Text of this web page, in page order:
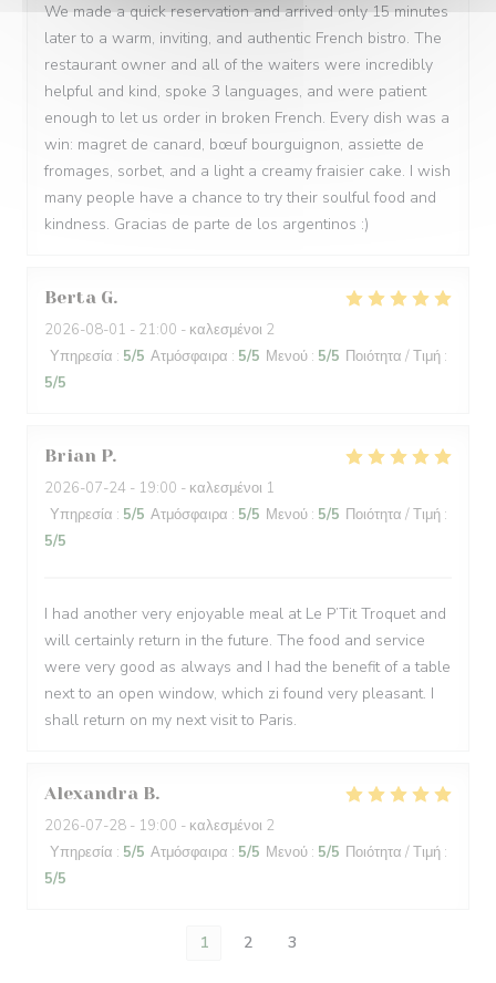
We made a quick reservation and arrived only 15 minutes
later to a warm, inviting, and authentic French bistro. The
restaurant owner and all of the waiters were incredibly
helpful and kind, spoke 3 languages, and were patient
enough to let us order in broken French. Every dish was a
win: magret de canard, bœuf bourguignon, assiette de
fromages, sorbet, and a light a creamy fraisier cake. I wish
many people have a chance to try their soulful food and
kindness. Gracias de parte de los argentinos :)
Berta G
2026-08-01 - 21:00 - καλεσμένοι 2
Υπηρεσία : 5/5 Ατμόσφαιρα : 5/5 Μενού : 5/5 Ποιότητα / Τιμή :
5/5
Brian P
2026-07-24 - 19:00 - καλεσμένοι 1
Υπηρεσία : 5/5 Ατμόσφαιρα : 5/5 Μενού : 5/5 Ποιότητα / Τιμή :
5/5
I had another very enjoyable meal at Le P’Tit Troquet and
will certainly return in the future. The food and service
were very good as always and I had the benefit of a table
next to an open window, which zi found very pleasant. I
shall return on my next visit to Paris.
Alexandra B
2026-07-28 - 19:00 - καλεσμένοι 2
Υπηρεσία : 5/5 Ατμόσφαιρα : 5/5 Μενού : 5/5 Ποιότητα / Τιμή :
5/5
1 2 3